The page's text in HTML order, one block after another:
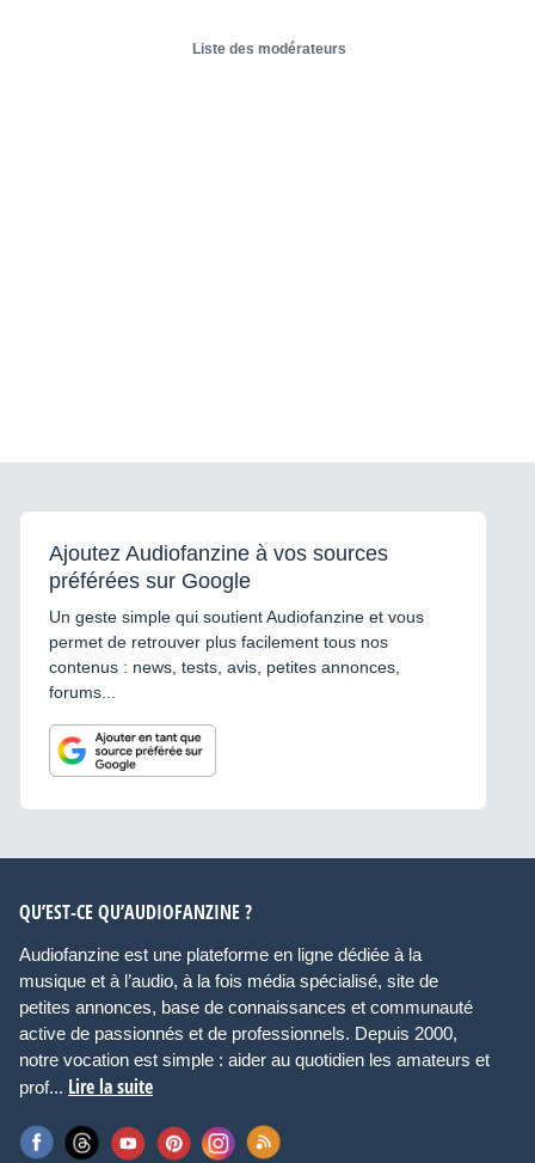
Liste des modérateurs
Ajoutez Audiofanzine à vos sources
préférées sur Google
Un geste simple qui soutient Audiofanzine et vous
permet de retrouver plus facilement tous nos
contenus : news, tests, avis, petites annonces,
forums...
QU’EST-CE QU’AUDIOFANZINE ?
Audiofanzine est une plateforme en ligne dédiée à la
musique et à l’audio, à la fois média spécialisé, site de
petites annonces, base de connaissances et communauté
active de passionnés et de professionnels. Depuis 2000,
notre vocation est simple : aider au quotidien les amateurs et
prof... Lire la suite